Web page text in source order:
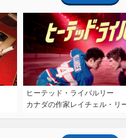
ヒーテッド・ライバルリー
カナダの作家レイチェル・リ